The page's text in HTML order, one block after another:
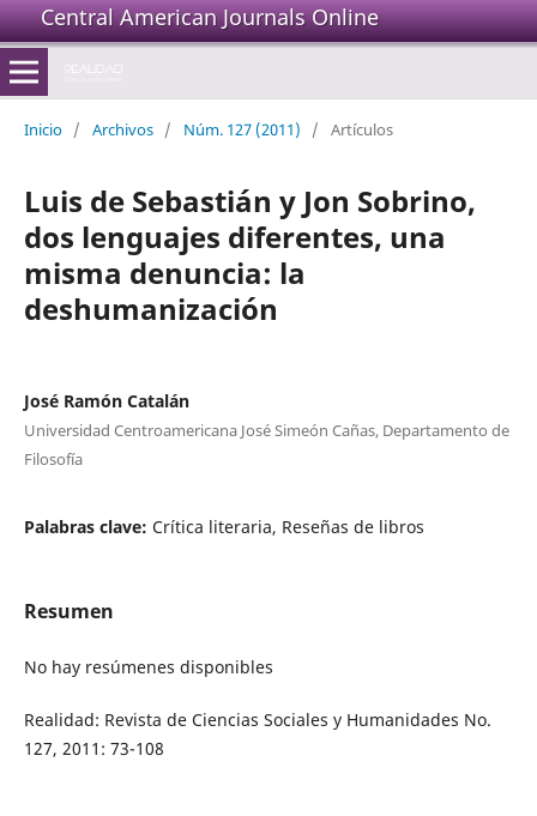
Central American Journals Online
Inicio / Archivos / Núm. 127 (2011) / Artículos
Luis de Sebastián y Jon Sobrino,
dos lenguajes diferentes, una
misma denuncia: la
deshumanización
José Ramón Catalán
Universidad Centroamericana José Simeón Cañas, Departamento de
Filosofía
Palabras clave: Crítica literaria, Reseñas de libros
Resumen
No hay resúmenes disponibles
Realidad: Revista de Ciencias Sociales y Humanidades No.
127, 2011: 73-108